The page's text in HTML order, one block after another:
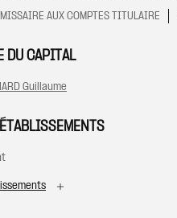
AUX COMPTES TITULAIRE
DU CAPITAL
Guillaume